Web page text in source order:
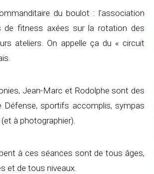
du boulot : l’association
de fitness axées sur la rotation des
ateliers. On appelle ça du « circuit
Jean-Marc et Rodolphe sont des
Défense, sportifs accomplis, sympas
à photographier).
à ces séances sont de tous âges,
et de tous niveaux.